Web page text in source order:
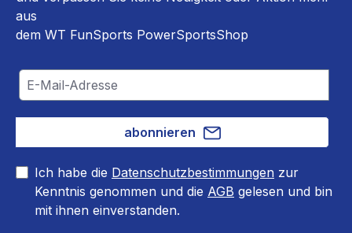
aus
dem WT FunSports PowerSportsShop
abonnieren
Ich habe die Datenschutzbestimmungen zur
Kenntnis genommen und die AGB gelesen und bin
mit ihnen einverstanden.